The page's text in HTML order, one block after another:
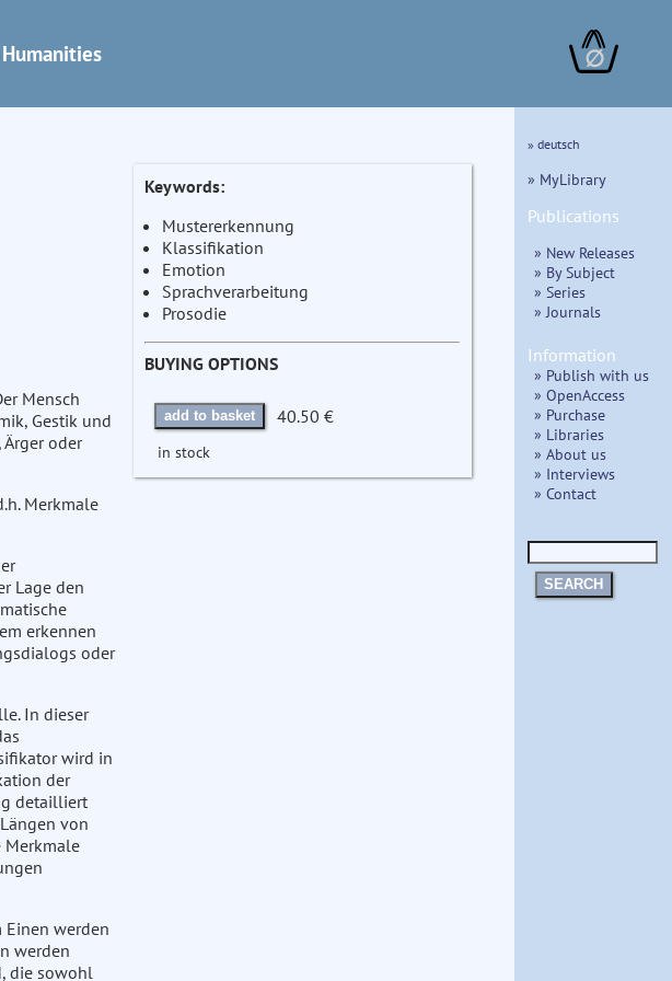
∅
Mensch
Gestik und
oder
Merkmale
Lage den
erkennen
oder
In dieser
wird in
der
detailliert
von
Merkmale
Einen werden
werden
die sowohl
Keywords:
Mustererkennung
Klassifikation
Emotion
Sprachverarbeitung
Prosodie
BUYING OPTIONS
add to basket 40.50 €
in stock
» deutsch
» MyLibrary
Publications
» New Releases
» By Subject
» Series
» Journals
Information
» Publish with us
» OpenAccess
» Purchase
» Libraries
» About us
» Interviews
» Contact
SEARCH